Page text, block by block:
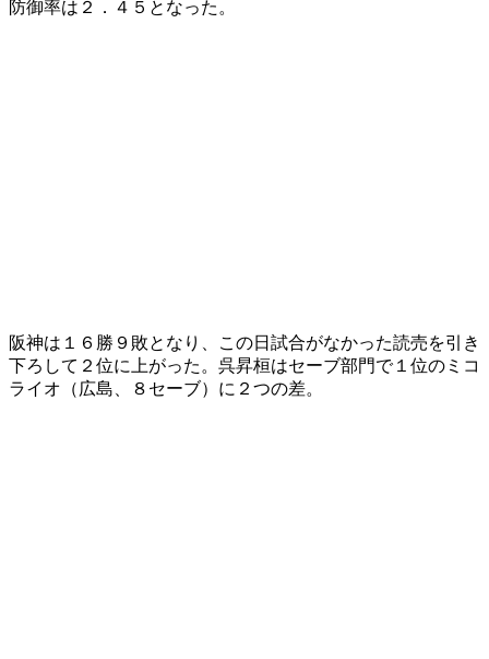
防御率は２．４５となった。
阪神は１６勝９敗となり、この日試合がなかった読売を引き
下ろして２位に上がった。呉昇桓はセーブ部門で１位のミコ
ライオ（広島、８セーブ）に２つの差。